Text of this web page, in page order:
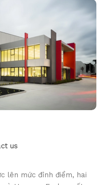
us
lên mức đỉnh điểm, hai